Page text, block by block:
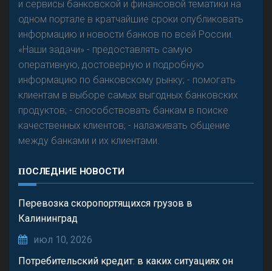
и сервисы банковской и финансовой тематики на
одном портале в кратчайшие сроки опубликовать
информацию и новости банков по всей России.
«Наши задачи» - предоставлять самую
оперативную, достоверную и подробную
информацию по банковскому рынку; - помогать
клиентам в выборе самых выгодных банковских
продуктов; - способствовать банкам в поиске
качественных клиентов; - налаживать общение
между банками и их клиентами.
ПОСЛЕДНИЕ НОВОСТИ
Перевозка скоропортящихся грузов в
Калининград
июл 10, 2026
Потребительский кредит: в каких ситуациях он